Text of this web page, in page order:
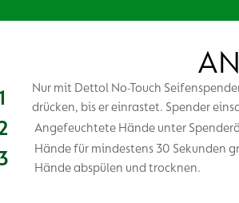
Nur mit Dettol No-Touch
drücken, bis er einrastet. Spender
Angefeuchtete Hände unter
Hände für mindestens 30 Sekunden
Hände abspülen und trocknen.